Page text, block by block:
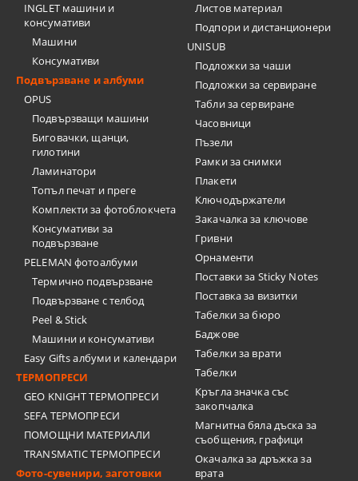
INGLET машини и
консумативи
Машини
Консумативи
Подвързване и албуми
OPUS
Подвързващи машини
Биговачки, щанци,
гилотини
Ламинатори
Топъл печат и преге
Комплекти за фотоблокчета
Консумативи за
подвързване
PELEMAN фотоалбуми
Термично подвързване
Подвързване с телбод
Peel & Stick
Машини и консумативи
Easy Gifts албуми и календари
ТЕРМОПРЕСИ
GEO KNIGHT ТЕРМОПРЕСИ
SEFA ТЕРМОПРЕСИ
ПОМОЩНИ МАТЕРИАЛИ
TRANSMATIC ТЕРМОПРЕСИ
Фото-сувенири, заготовки
Листов материал
Подпори и дистанционери
UNISUB
Подложки за чаши
Подложки за сервиране
Табли за сервиране
Часовници
Пъзели
Рамки за снимки
Плакети
Ключодържатели
Закачалка за ключове
Гривни
Орнаменти
Поставки за Sticky Notes
Поставка за визитки
Tабелки за бюро
Баджове
Табелки за врати
Табелки
Кръгла значка със
закопчалка
Магнитна бяла дъска за
съобщения, графици
Окачалка за дръжка за
врата